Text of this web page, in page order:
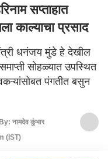
सप्ताहात
काल्याचा प्रसाद
धनंजय मुंडे हे देखील
सोहळ्यात उपस्थित
पंगतीत बसुन
नामदेव कुंभार
(IST)